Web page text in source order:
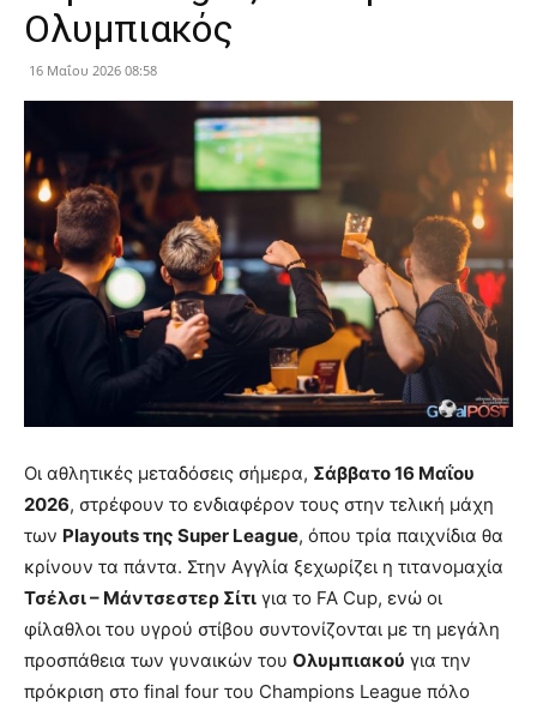
Ολυμπιακός
16 Μαΐου 2026 08:58
Οι αθλητικές μεταδόσεις σήμερα, Σάββατο 16 Μαΐου
2026, στρέφουν το ενδιαφέρον τους στην τελική μάχη
των Playouts της Super League, όπου τρία παιχνίδια θα
κρίνουν τα πάντα. Στην Αγγλία ξεχωρίζει η τιτανομαχία
Τσέλσι – Μάντσεστερ Σίτι για το FA Cup, ενώ οι
φίλαθλοι του υγρού στίβου συντονίζονται με τη μεγάλη
προσπάθεια των γυναικών του Ολυμπιακού για την
πρόκριση στο final four του Champions League πόλο